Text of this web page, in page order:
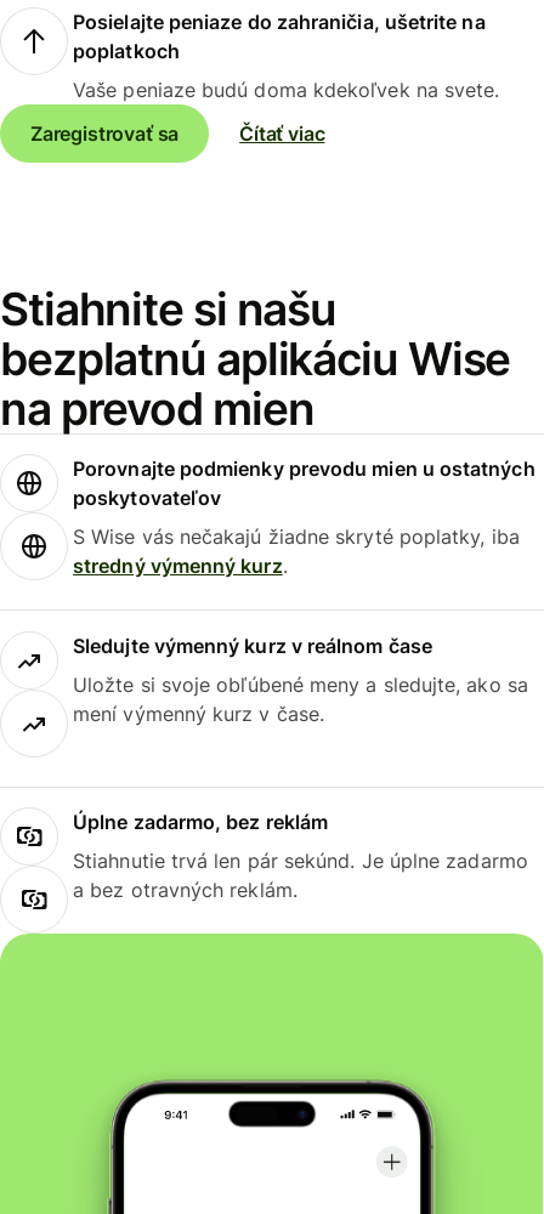
Posielajte peniaze do zahraničia, ušetrite na
poplatkoch
Vaše peniaze budú doma kdekoľvek na svete.
Zaregistrovať sa
Čítať viac
Stiahnite si našu
bezplatnú aplikáciu Wise
na prevod mien
Porovnajte podmienky prevodu mien u ostatných
poskytovateľov
S Wise vás nečakajú žiadne skryté poplatky, iba
stredný výmenný kurz.
Sledujte výmenný kurz v reálnom čase
Uložte si svoje obľúbené meny a sledujte, ako sa
mení výmenný kurz v čase.
Úplne zadarmo, bez reklám
Stiahnutie trvá len pár sekúnd. Je úplne zadarmo
a bez otravných reklám.